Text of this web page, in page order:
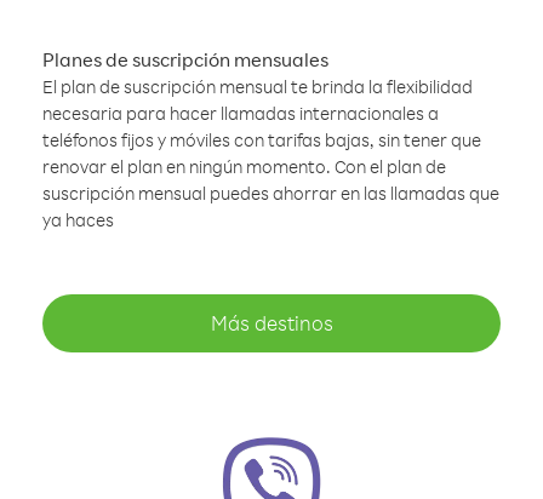
Planes de suscripción mensuales
El plan de suscripción mensual te brinda la flexibilidad
necesaria para hacer llamadas internacionales a
teléfonos fijos y móviles con tarifas bajas, sin tener que
renovar el plan en ningún momento. Con el plan de
suscripción mensual puedes ahorrar en las llamadas que
ya haces
Más destinos